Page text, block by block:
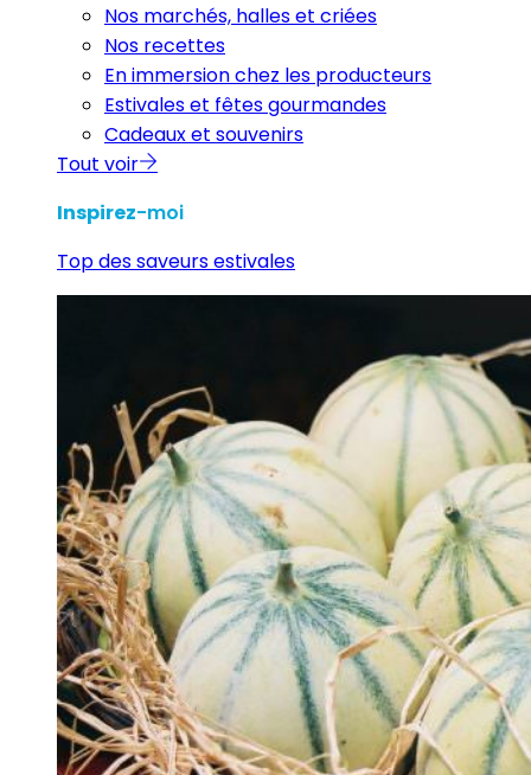
Nos marchés, halles et criées
Nos recettes
En immersion chez les producteurs
Estivales et fêtes gourmandes
Cadeaux et souvenirs
Tout voir
Inspirez-moi
Top des saveurs estivales